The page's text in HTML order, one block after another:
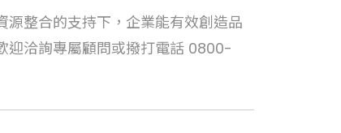
整合的支持下，企業能有效創造品
迎洽詢專屬顧問或撥打電話 0800-